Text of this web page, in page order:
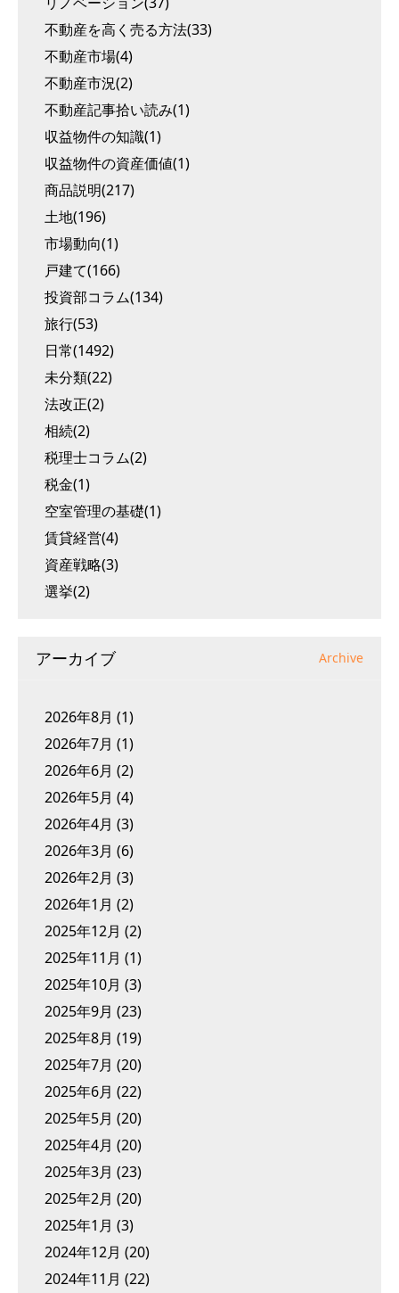
不動産を高く売る方法(33)
不動産市場(4)
不動産市況(2)
不動産記事拾い読み(1)
収益物件の知識(1)
収益物件の資産価値(1)
商品説明(217)
土地(196)
市場動向(1)
戸建て(166)
投資部コラム(134)
旅行(53)
日常(1492)
未分類(22)
法改正(2)
相続(2)
税理士コラム(2)
税金(1)
空室管理の基礎(1)
賃貸経営(4)
資産戦略(3)
選挙(2)
アーカイブ Archive
2026年8月 (1)
2026年7月 (1)
2026年6月 (2)
2026年5月 (4)
2026年4月 (3)
2026年3月 (6)
2026年2月 (3)
2026年1月 (2)
2025年12月 (2)
2025年11月 (1)
2025年10月 (3)
2025年9月 (23)
2025年8月 (19)
2025年7月 (20)
2025年6月 (22)
2025年5月 (20)
2025年4月 (20)
2025年3月 (23)
2025年2月 (20)
2025年1月 (3)
2024年12月 (20)
2024年11月 (22)